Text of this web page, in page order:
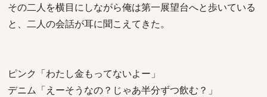
その二人を横目にしながら俺は第一展望台へと歩いている
と、二人の会話が耳に聞こえてきた。
ピンク「わたし金もってないよー」
デニム「えーそうなの？じゃあ半分ずつ飲む？」